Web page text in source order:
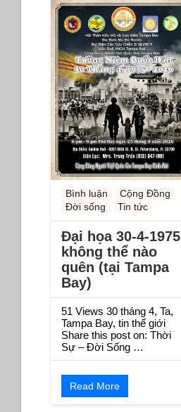
Bình luận
Cộng Đồng
Đời sống
Tin tức
Đại họa 30-4-1975
không thể nào
quên (tại Tampa
Bay)
51 Views 30 tháng 4, Ta,
Tampa Bay, tin thế giới
Share this post on: Thời
Sự – Đời Sống …
Read More